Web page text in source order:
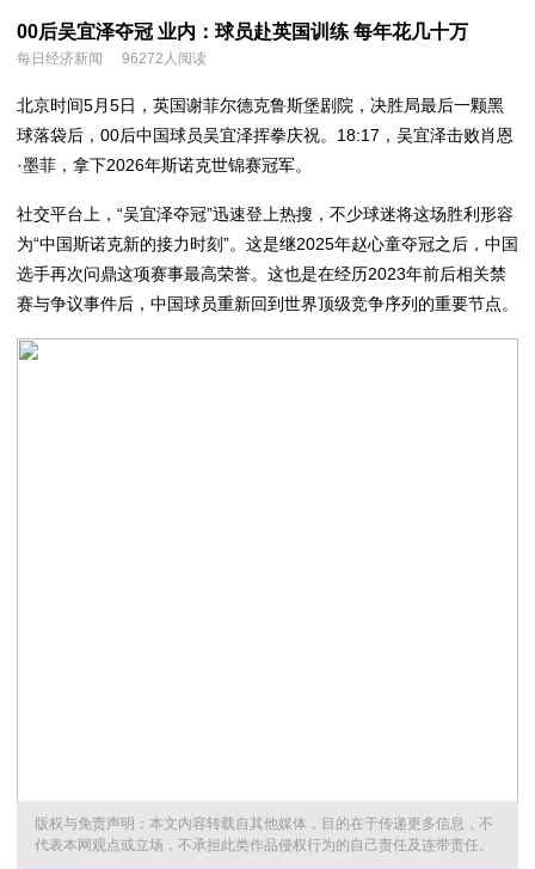
00后吴宜泽夺冠 业内：球员赴英国训练 每年花几十万
每日经济新闻 96272人阅读
北京时间5月5日，英国谢菲尔德克鲁斯堡剧院，决胜局最后一颗黑
球落袋后，00后中国球员吴宜泽挥拳庆祝。18:17，吴宜泽击败肖恩
·墨菲，拿下2026年斯诺克世锦赛冠军。
社交平台上，“吴宜泽夺冠”迅速登上热搜，不少球迷将这场胜利形容
为“中国斯诺克新的接力时刻”。这是继2025年赵心童夺冠之后，中国
选手再次问鼎这项赛事最高荣誉。这也是在经历2023年前后相关禁
赛与争议事件后，中国球员重新回到世界顶级竞争序列的重要节点。
版权与免责声明：本文内容转载自其他媒体，目的在于传递更多信息，不
代表本网观点或立场，不承担此类作品侵权行为的自己责任及连带责任。